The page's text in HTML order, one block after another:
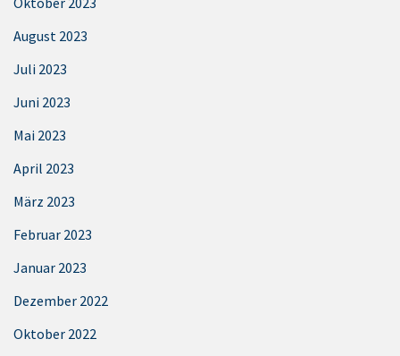
August 2023
Juli 2023
Juni 2023
Mai 2023
April 2023
März 2023
Februar 2023
Januar 2023
Dezember 2022
Oktober 2022